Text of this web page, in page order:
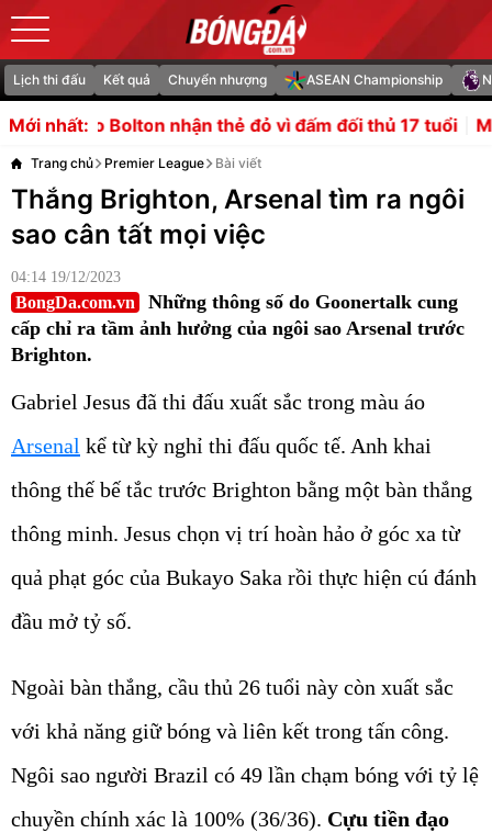
Lịch thi đấu Kết quả Chuyển nhượng ASEAN Championship
Mới nhất:thẻ đỏ vì đấm đối thủ 17 tuổi Man City săn ngọc
Trang chủ Premier League Bài viết
Thắng Brighton, Arsenal tìm ra ngôi
sao cân tất mọi việc
04:14 19/12/2023
BongDa.com.vn
Những thông số do Goonertalk cung
cấp chỉ ra tầm ảnh hưởng của ngôi sao Arsenal trước
Brighton.
Gabriel Jesus đã thi đấu xuất sắc trong màu áo
Arsenal kể từ kỳ nghỉ thi đấu quốc tế. Anh khai
thông thế bế tắc trước Brighton bằng một bàn thắng
thông minh. Jesus chọn vị trí hoàn hảo ở góc xa từ
quả phạt góc của Bukayo Saka rồi thực hiện cú đánh
đầu mở tỷ số.
Ngoài bàn thắng, cầu thủ 26 tuổi này còn xuất sắc
với khả năng giữ bóng và liên kết trong tấn công.
Ngôi sao người Brazil có 49 lần chạm bóng với tỷ lệ
chuyền chính xác là 100% (36/36). Cựu tiền đạo